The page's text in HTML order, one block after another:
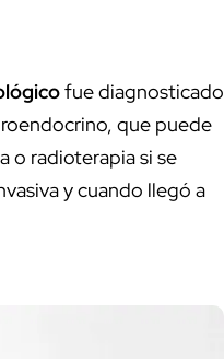
fue diagnosticado
que puede
o radioterapia si se
y cuando llegó a